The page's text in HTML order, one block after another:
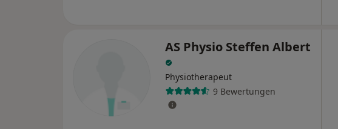
AS Physio Steffen Albert
Physiotherapeut
9 Bewertungen